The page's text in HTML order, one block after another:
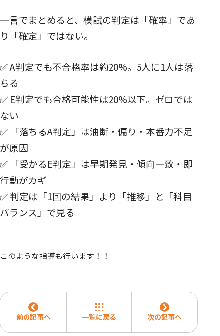
一言でまとめると、模試の判定は「確率」であ
り「確定」ではない。
✅ A判定でも不合格率は約20%。5人に1人は落
ちる
✅ E判定でも合格可能性は20%以下。ゼロでは
ない
✅ 「落ちるA判定」は油断・偏り・本番力不足
が原因
✅ 「受かるE判定」は早期発見・傾向一致・即
行動がカギ
✅ 判定は「1回の結果」より「推移」と「科目
バランス」で見る
このような指導も行います！！
前の記事へ 一覧に戻る 次の記事へ